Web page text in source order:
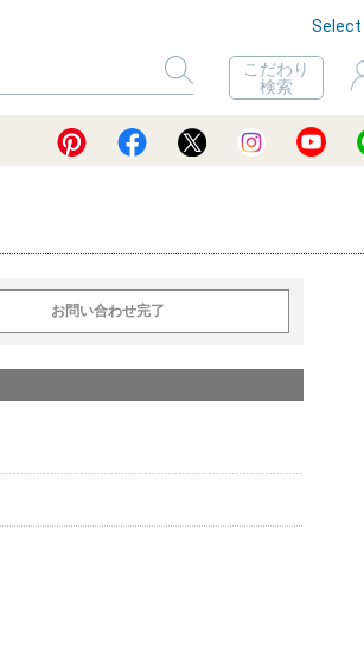
Select
こだわり
検索
お問い合わせ完了